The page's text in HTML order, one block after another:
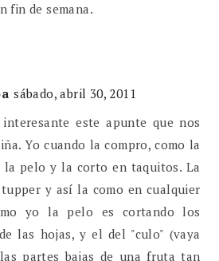
fin de semana.
sábado, abril 30, 2011
interesante este apunte que nos
Yo cuando la compro, como la
la pelo y la corto en taquitos. La
y así la como en cualquier
yo la pelo es cortando los
las hojas, y el del "culo" (vaya
partes bajas de una fruta tan